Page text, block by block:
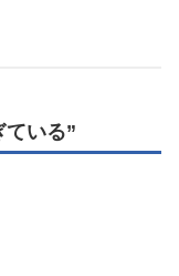
いる”